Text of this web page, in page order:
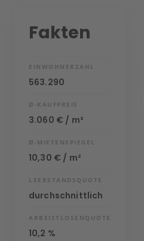
Fakten
EINWOHNERZAHL
563.290
Ø-KAUFPREIS
3.060 € / m²
Ø-MIETENSPIEGEL
10,30 € / m²
LEERSTANDSQUOTE
durchschnittlich
ARBEISTLOSENQUOTE
10,2 %